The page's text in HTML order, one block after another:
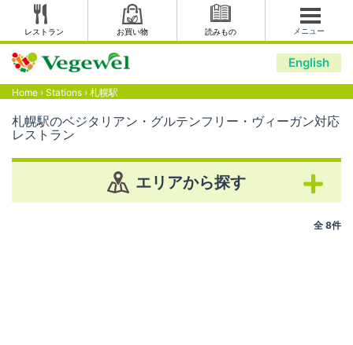
レストラン お買い物 読みもの メニュー
English
Home › Stations › 札幌駅
札幌駅のベジタリアン・グルテンフリー・ヴィーガン対応
レストラン
エリアから探す
全 8件